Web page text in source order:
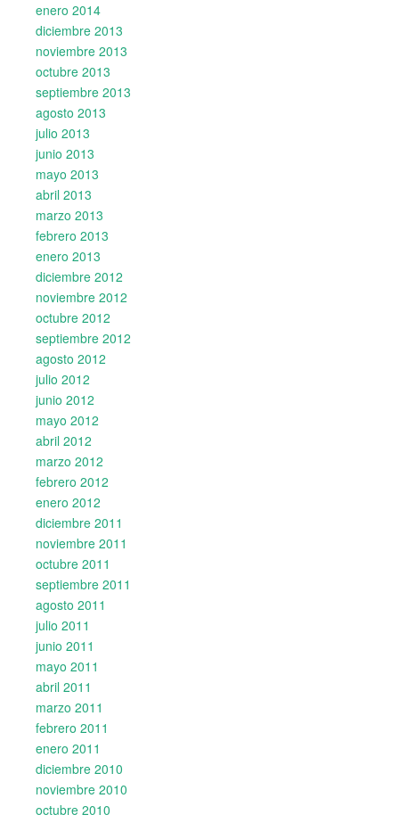
enero 2014
diciembre 2013
noviembre 2013
octubre 2013
septiembre 2013
agosto 2013
julio 2013
junio 2013
mayo 2013
abril 2013
marzo 2013
febrero 2013
enero 2013
diciembre 2012
noviembre 2012
octubre 2012
septiembre 2012
agosto 2012
julio 2012
junio 2012
mayo 2012
abril 2012
marzo 2012
febrero 2012
enero 2012
diciembre 2011
noviembre 2011
octubre 2011
septiembre 2011
agosto 2011
julio 2011
junio 2011
mayo 2011
abril 2011
marzo 2011
febrero 2011
enero 2011
diciembre 2010
noviembre 2010
octubre 2010